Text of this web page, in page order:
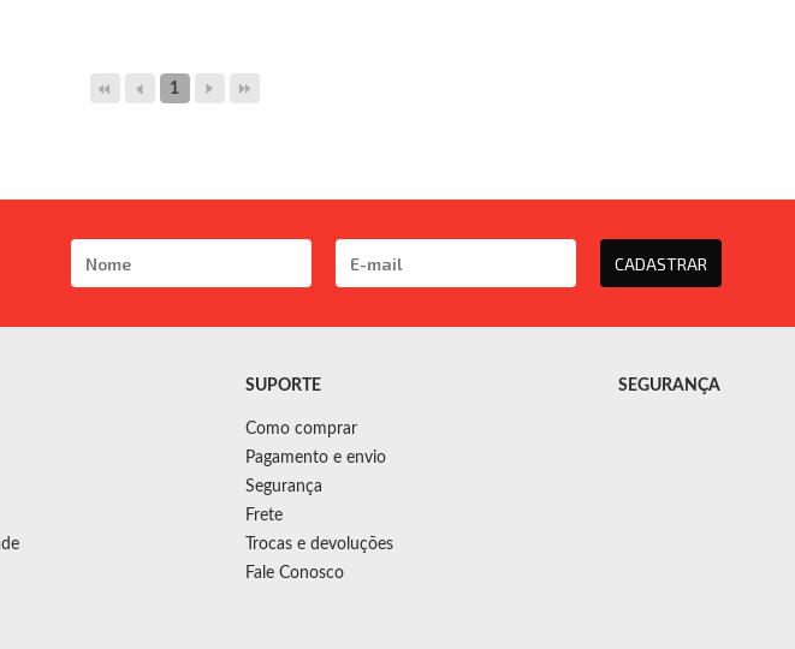
1
CADASTRAR
SUPORTE
Como comprar
Pagamento e envio
Segurança
Frete
Trocas e devoluções
Fale Conosco
SEGURANÇA